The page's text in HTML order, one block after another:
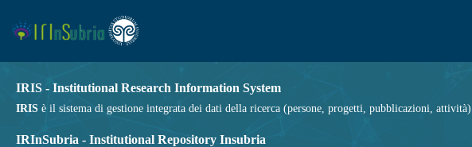
IRIS - Institutional Research Information System
IRIS è il sistema di gestione integrata dei dati della ricerca (persone, progetti, pubblicazioni,
IRInSubria - Institutional Repository Insubria